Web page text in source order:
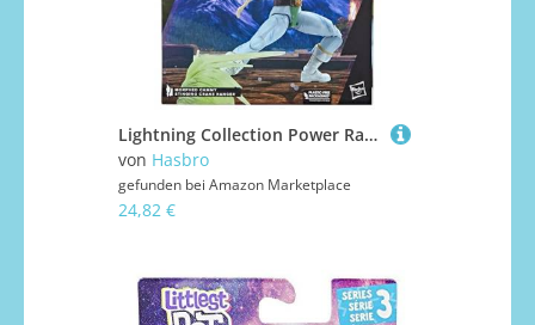
Lightning Collection Power Rangers X Street Fighter Morphed Cammy Stinging Crane Ranger Actionfigur
von Hasbro
gefunden bei Amazon Marketplace
24,82 €